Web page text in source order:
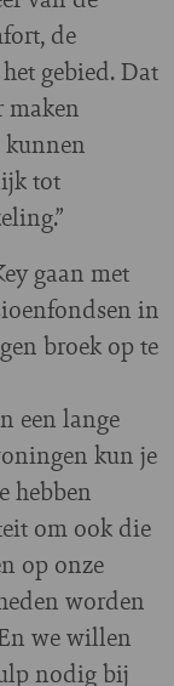
de
gebied. Dat
maken
tot
gaan met
in
broek op te
een lange
kun je
hebben
om ook die
op onze
worden
we willen
nodig bij